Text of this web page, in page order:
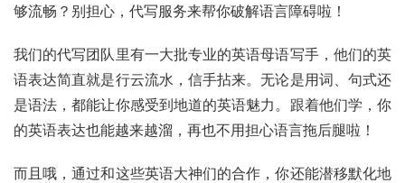
够流畅？别担心，代写服务来帮你破解语言障碍啦！
我们的代写团队里有一大批专业的英语母语写手，他们的英
语表达简直就是行云流水，信手拈来。无论是用词、句式还
是语法，都能让你感受到地道的英语魅力。跟着他们学，你
的英语表达也能越来越溜，再也不用担心语言拖后腿啦！
而且哦，通过和这些英语大神们的合作，你还能潜移默化地